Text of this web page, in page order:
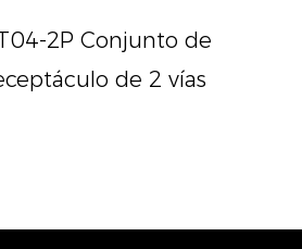
2P Conjunto de
de 2 vías